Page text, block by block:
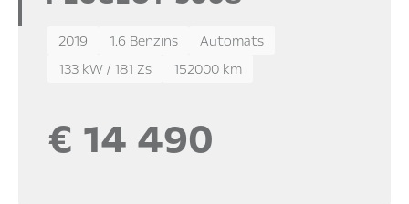
2019 1.6 Benzīns
Automāts
133 kW / 181 Zs
152000 km
€ 14 490